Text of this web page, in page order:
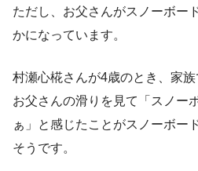
ただし、お父さんがスノーボー
かになっています。
村瀬心椛さんが4歳のとき、家
お父さんの滑りを見て「スノー
ぁ」と感じたことがスノーボー
そうです。